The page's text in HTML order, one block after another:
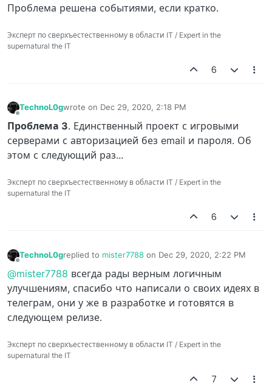
Проблема решена событиями, если кратко.
Эксперт по сверхъестественному в области IT / Expert in the
supernatural the IT
6
TechnoL0gwrote on Dec 29, 2020, 2:18 PM
last edited by
Проблема 3. Единственный проект с игровыми
серверами с авторизацией без email и пароля. Об
этом с следующий раз...
Эксперт по сверхъестественному в области IT / Expert in the
supernatural the IT
6
TechnoL0greplied to mister7788 on Dec 29, 2020, 2:22 PM
last edited by
@mister7788 всегда рады верным логичным
улучшениям, спасибо что написали о своих идеях в
телеграм, они у же в разработке и готовятся в
следующем релизе.
Эксперт по сверхъестественному в области IT / Expert in the
supernatural the IT
7